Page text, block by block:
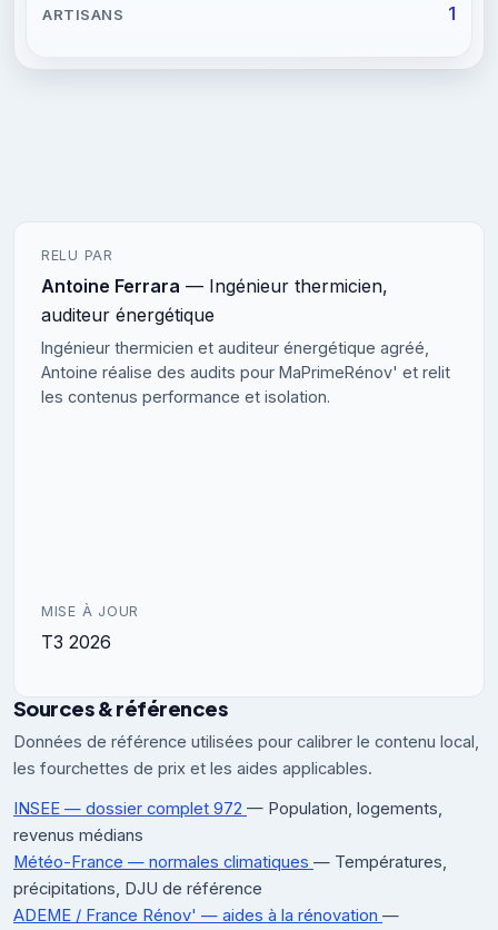
1
RELU PAR
Antoine Ferrara — Ingénieur thermicien,
auditeur énergétique
Ingénieur thermicien et auditeur énergétique agréé,
Antoine réalise des audits pour MaPrimeRénov' et relit
les contenus performance et isolation.
MISE À JOUR
T3 2026
Sources & références
Données de référence utilisées pour calibrer le contenu local,
les fourchettes de prix et les aides applicables.
INSEE — dossier complet 972 — Population, logements,
revenus médians
Météo-France — normales climatiques — Températures,
précipitations, DJU de référence
ADEME / France Rénov' — aides à la rénovation —